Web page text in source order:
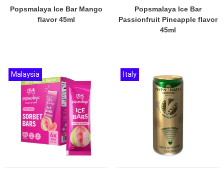
Popsmalaya Ice Bar Mango
flavor 45ml
Popsmalaya Ice Bar
Passionfruit Pineapple flavor
45ml
Malaysia Italy